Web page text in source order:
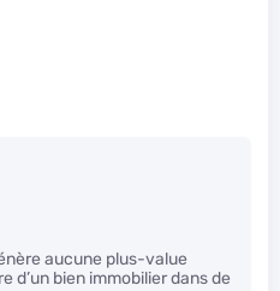
aucune plus-value
d’un bien immobilier dans de